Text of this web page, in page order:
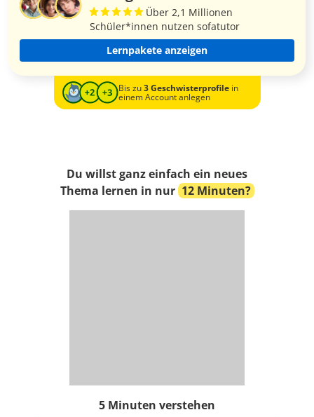
Über 2,1 Millionen
Schüler*innen nutzen sofatutor
Lernpakete anzeigen
Bis zu3 Geschwisterprofilein
einem Account anlegen
Du willst ganz einfach ein neues
Thema lernen in nur 12 Minuten?
5 Minuten verstehen